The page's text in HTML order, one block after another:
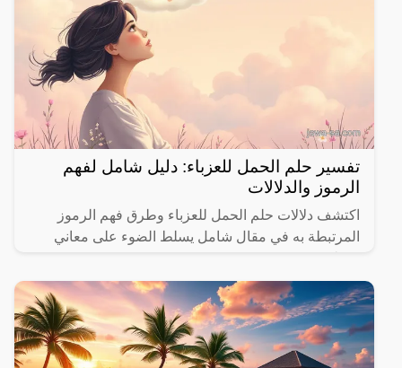
تفسير حلم الحمل للعزباء: دليل شامل لفهم
الرموز والدلالات
اكتشف دلالات حلم الحمل للعزباء وطرق فهم الرموز
المرتبطة به في مقال شامل يسلط الضوء على معاني